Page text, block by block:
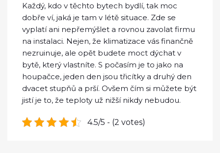
Každý, kdo v těchto bytech bydlí, tak moc
dobře ví, jaká je tam v létě situace. Zde se
vyplatí ani nepřemýšlet a rovnou zavolat firmu
na instalaci. Nejen, že klimatizace vás finančně
nezruinuje, ale opět budete moct dýchat v
bytě, který vlastníte. S počasím je to jako na
houpačce, jeden den jsou třicítky a druhý den
dvacet stupňů a prší. Ovšem čím si můžete být
jistí je to, že teploty už nižší nikdy nebudou.
4.5/5 - (2 votes)